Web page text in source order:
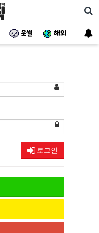
웃썰 해외 핫
로그인